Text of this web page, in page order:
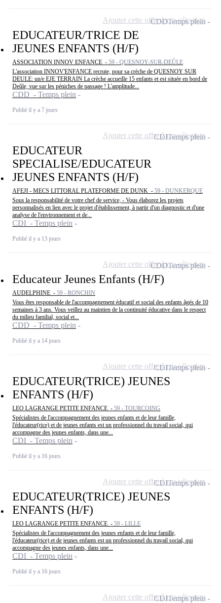
EDUCATEUR/TRICE DE
JEUNES ENFANTS (H/F)
ASSOCIATION INNOV ENFANCE - 59 - QUESNOY-SUR-DEÛLE
L'association INNOV'ENFANCE recrute, pour sa crèche de QUESNOY SUR
DEULE: un/e EJE TERRAIN La crèche accueille 15 enfants et est située en bord de
Deûle, vue sur les péniches de passage ! L'amplitude...
CDD - Temps plein
Publié il y a 7 jours
CDDTemps plein
Ajouter cette offre à ma sélection
EDUCATEUR
SPECIALISE/EDUCATEUR
JEUNES ENFANTS (H/F)
AFEJI - MECS LITTORAL PLATEFORME DE DUNK - 59 - DUNKERQUE
Sous la responsabilité de votre chef de service, - Vous élaborez les projets
personnalisés en lien avec le projet d'établissement, à partir d'un diagnostic et d'une
analyse de l'environnement et de...
CDI - Temps plein
Publié il y a 13 jours
CDITemps plein
Ajouter cette offre à ma sélection
Educateur Jeunes Enfants (H/F)
AUDELPHINE - 59 - RONCHIN
Vous êtes responsable de l'accompagnement éducatif et social des enfants âgés de 10
semaines à 3 ans. Vous veillez au maintien de la continuité éducative dans le respect
du milieu familial, social et...
CDD - Temps plein
Publié il y a 14 jours
CDDTemps plein
Ajouter cette offre à ma sélection
EDUCATEUR(TRICE) JEUNES
ENFANTS (H/F)
LEO LAGRANGE PETITE ENFANCE - 59 - TOURCOING
Spécialistes de l'accompagnement des jeunes enfants et de leur famille,
l'éducateur(rice) et de jeunes enfants est un professionnel du travail social, qui
accompagne des jeunes enfants, dans une...
CDI - Temps plein
Publié il y a 16 jours
CDITemps plein
Ajouter cette offre à ma sélection
EDUCATEUR(TRICE) JEUNES
ENFANTS (H/F)
LEO LAGRANGE PETITE ENFANCE - 59 - LILLE
Spécialistes de l'accompagnement des jeunes enfants et de leur famille,
l'éducateur(rice) et de jeunes enfants est un professionnel du travail social, qui
accompagne des jeunes enfants, dans une...
CDI - Temps plein
Publié il y a 16 jours
CDITemps plein
Ajouter cette offre à ma sélection
CDITemps plein
Ajouter cette offre à ma sélection